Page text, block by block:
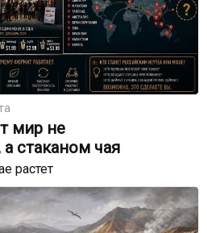
мир не
стаканом чая
растет